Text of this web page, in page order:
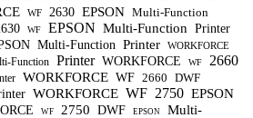
WF 2630 EPSON Multi-Function
WF EPSON Multi-Function Printer
Multi-Function Printer WORKFORCE
Function Printer WORKFORCE WF 2660
WORKFORCE WF 2660 DWF
WORKFORCE WF 2750 EPSON
WF 2750 DWF EPSON
Multi-